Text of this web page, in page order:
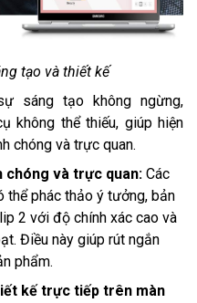
tạo và thiết kế
sáng tạo không ngừng,
không thể thiếu, giúp hiện
chóng và trực quan.
chóng và trực quan: Các
thể phác thảo ý tưởng, bản
2 với độ chính xác cao và
Điều này giúp rút ngắn
phẩm.
kế trực tiếp trên màn